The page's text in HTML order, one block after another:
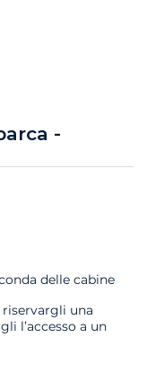
-
delle cabine
una
l’accesso a un